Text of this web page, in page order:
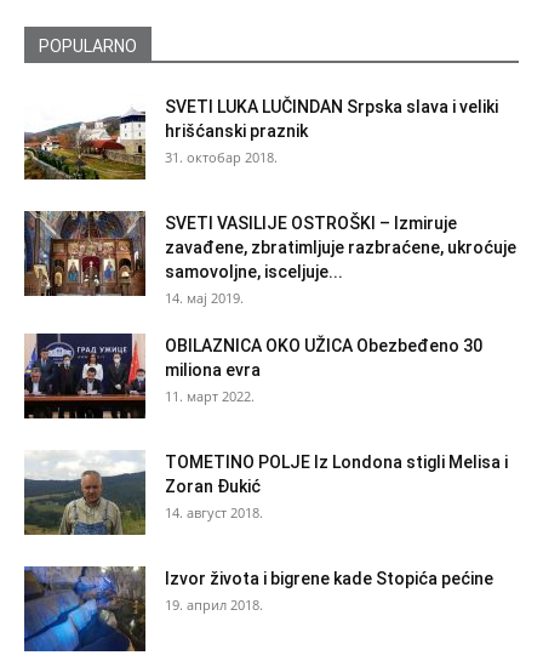
POPULARNO
SVETI LUKA LUČINDAN Srpska slava i veliki
hrišćanski praznik
31. октобар 2018.
SVETI VASILIJE OSTROŠKI – Izmiruje
zavađene, zbratimljuje razbraćene, ukroćuje
samovoljne, isceljuje...
14. мај 2019.
OBILAZNICA OKO UŽICA Obezbeđeno 30
miliona evra
11. март 2022.
TOMETINO POLJE Iz Londona stigli Melisa i
Zoran Đukić
14. август 2018.
Izvor života i bigrene kade Stopića pećine
19. април 2018.